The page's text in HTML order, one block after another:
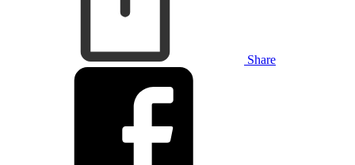
Share